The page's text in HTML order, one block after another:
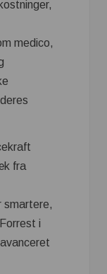
medico,
fra
smartere,
i